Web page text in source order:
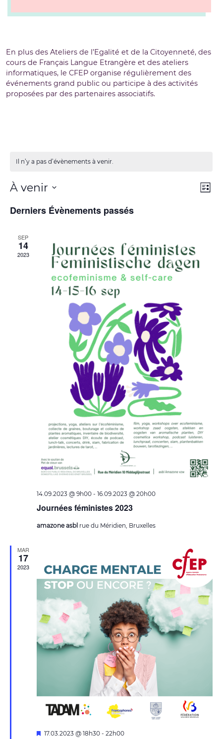
En plus des Ateliers de l’Egalité et de la Citoyenneté, des
cours de Français Langue Etrangère et des ateliers
informatiques, le CFEP organise régulièrement des
événements grand public ou participe à des activités
proposées par des partenaires associatifs.
Il n’y a pas d’évènements à venir.
de
Liste
À venir
une
Derniers Évènements passés
SEP
14
2023
14.09.2023 @ 9h00- 16.09.2023 @ 20h00
Journées féministes 2023
amazone asbl rue du Méridien, Bruxelles
MAR
17
2023
Mis
17.03.2023 @ 18h30- 22h00